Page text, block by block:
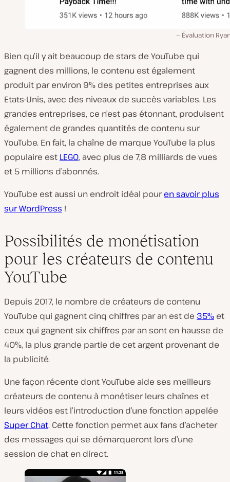
Évaluation
Bien qu’il y ait beaucoup de stars de YouTube qui
gagnent des millions, le contenu est également
produit par environ 9% des petites entreprises aux
Etats-Unis, avec des niveaux de succès variables. Les
grandes entreprises, ce n’est pas étonnant, produisent
également de grandes quantités de contenu sur
YouTube. En fait, la chaîne de marque YouTube la plus
populaire est LEGO, avec plus de 7,8 milliards de vues
et 5 millions d’abonnés.
YouTube est aussi un endroit idéal pouren savoir plus
sur WordPress !
Possibilités de monétisation
pour les créateurs de contenu
YouTube
Depuis 2017, le nombre de créateurs de contenu
YouTube qui gagnent cinq chiffres par an est de 35% et
ceux qui gagnent six chiffres par an sont en hausse de
40%, la plus grande partie de cet argent provenant de
la publicité.
Une façon récente dont YouTube aide ses meilleurs
créateurs de contenu à monétiser leurs chaînes et
leurs vidéos est l’introduction d’une fonction appelée
Super Chat. Cette fonction permet aux fans d’acheter
des messages qui se démarqueront lors d’une
session de chat en direct.